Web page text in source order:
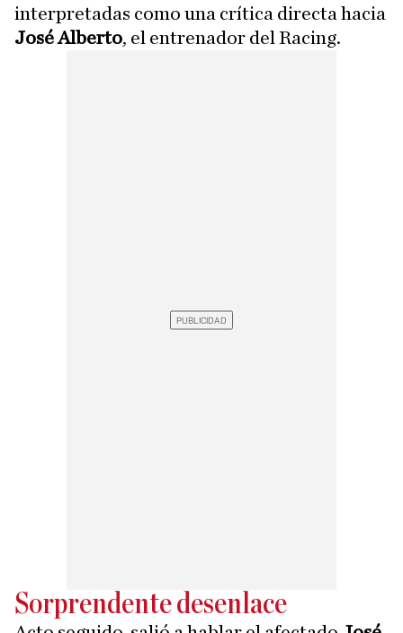
interpretadas como una crítica directa hacia
José Alberto, el entrenador del Racing.
Sorprendente desenlace